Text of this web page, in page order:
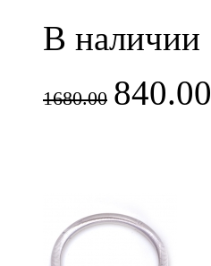
В наличии
1680.00 840.00